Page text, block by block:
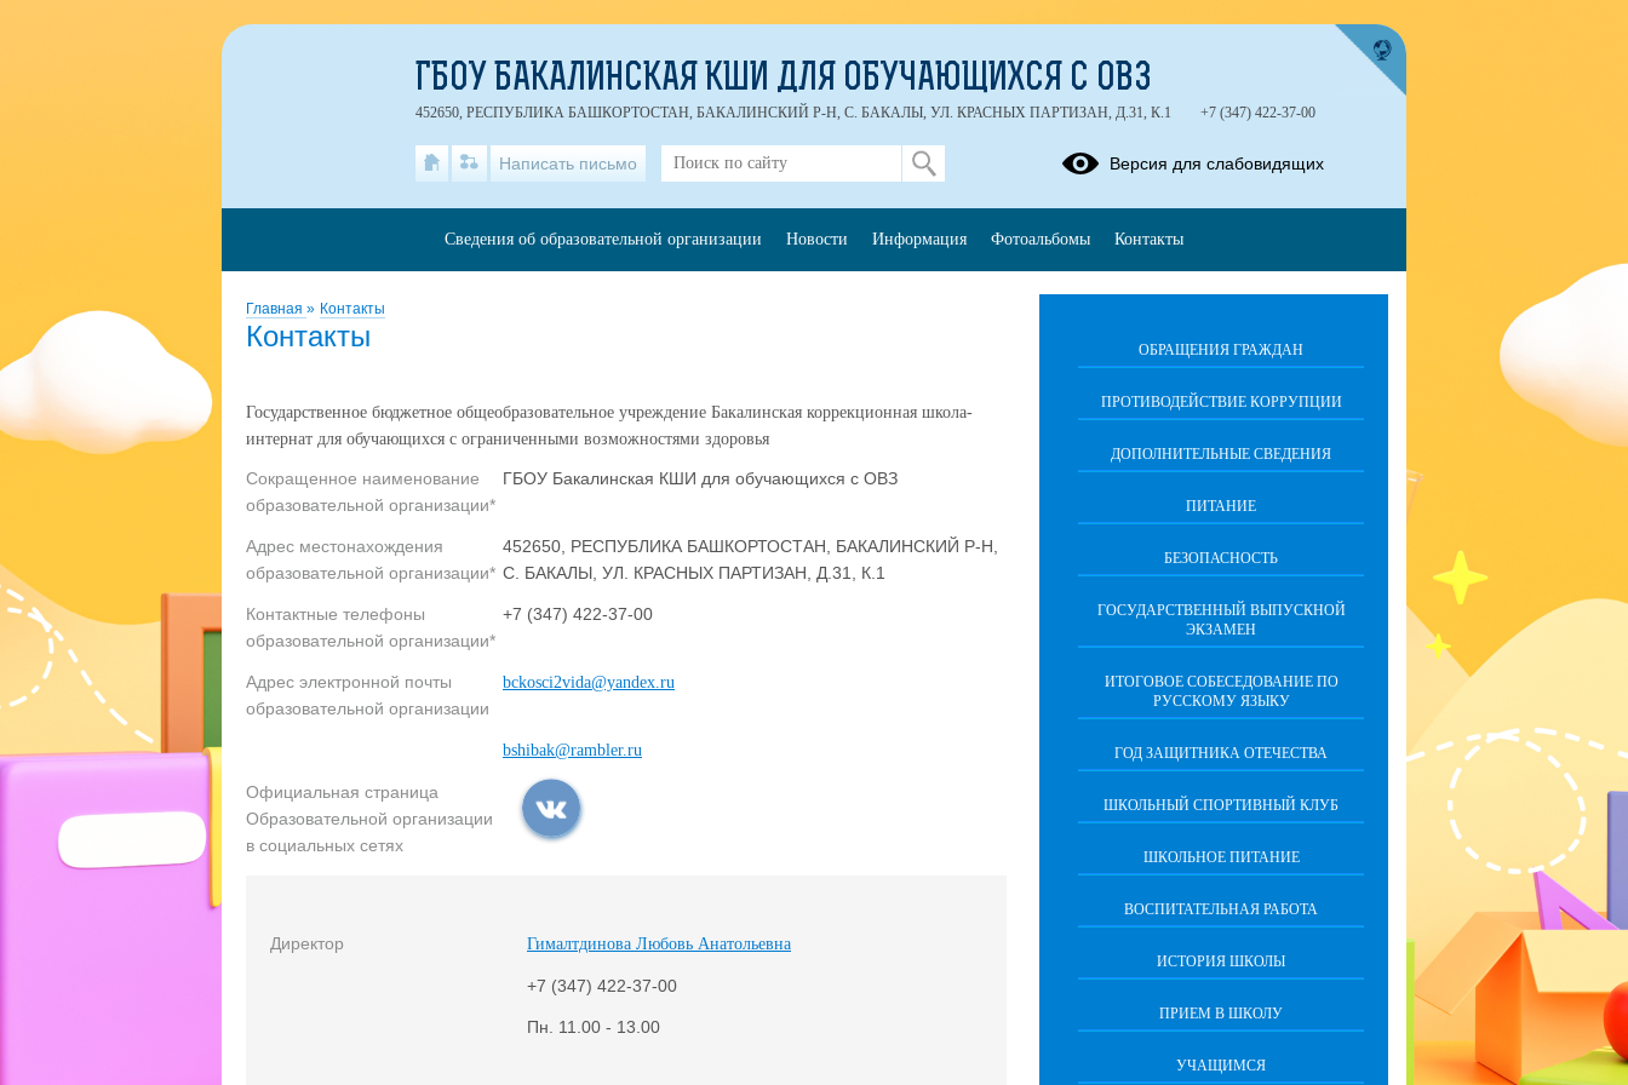
Главная » Контакты
Контакты
Государственное бюджетное общеобразовательное учреждение Бакалинская коррекционная школа-
интернат для обучающихся с ограниченными возможностями здоровья
Сокращенное наименование
образовательной организации*
ГБОУ Бакалинская КШИ для обучающихся с ОВЗ
Адрес местонахождения
образовательной организации*
452650, РЕСПУБЛИКА БАШКОРТОСТАН, БАКАЛИНСКИЙ Р-Н,
С. БАКАЛЫ, УЛ. КРАСНЫХ ПАРТИЗАН, Д.31, К.1
Контактные телефоны
образовательной организации*
+7 (347) 422-37-00
Адрес электронной почты
образовательной организации
bckosci2vida@yandex.ru
bshibak@rambler.ru
Официальная страница
Образовательной организации
в социальных сетях
Директор Гималтдинова Любовь Анатольевна
+7 (347) 422-37-00
Пн. 11.00 - 13.00
ОБРАЩЕНИЯ ГРАЖДАН
ПРОТИВОДЕЙСТВИЕ КОРРУПЦИИ
ДОПОЛНИТЕЛЬНЫЕ СВЕДЕНИЯ
ПИТАНИЕ
БЕЗОПАСНОСТЬ
ГОСУДАРСТВЕННЫЙ ВЫПУСКНОЙ
ЭКЗАМЕН
ИТОГОВОЕ СОБЕСЕДОВАНИЕ ПО
РУССКОМУ ЯЗЫКУ
ГОД ЗАЩИТНИКА ОТЕЧЕСТВА
ШКОЛЬНЫЙ СПОРТИВНЫЙ КЛУБ
ШКОЛЬНОЕ ПИТАНИЕ
ВОСПИТАТЕЛЬНАЯ РАБОТА
ИСТОРИЯ ШКОЛЫ
ПРИЕМ В ШКОЛУ
УЧАЩИМСЯ
ГБОУ БАКАЛИНСКАЯ КШИ ДЛЯ ОБУЧАЮЩИХСЯ С ОВЗ
452650, РЕСПУБЛИКА БАШКОРТОСТАН, БАКАЛИНСКИЙ Р-Н, С. БАКАЛЫ, УЛ. КРАСНЫХ ПАРТИЗАН, Д.31, К.1 +7 (347) 422-37-00
Написать письмо Версия для слабовидящих
Сведения об образовательной организации Новости Информация Фотоальбомы Контакты